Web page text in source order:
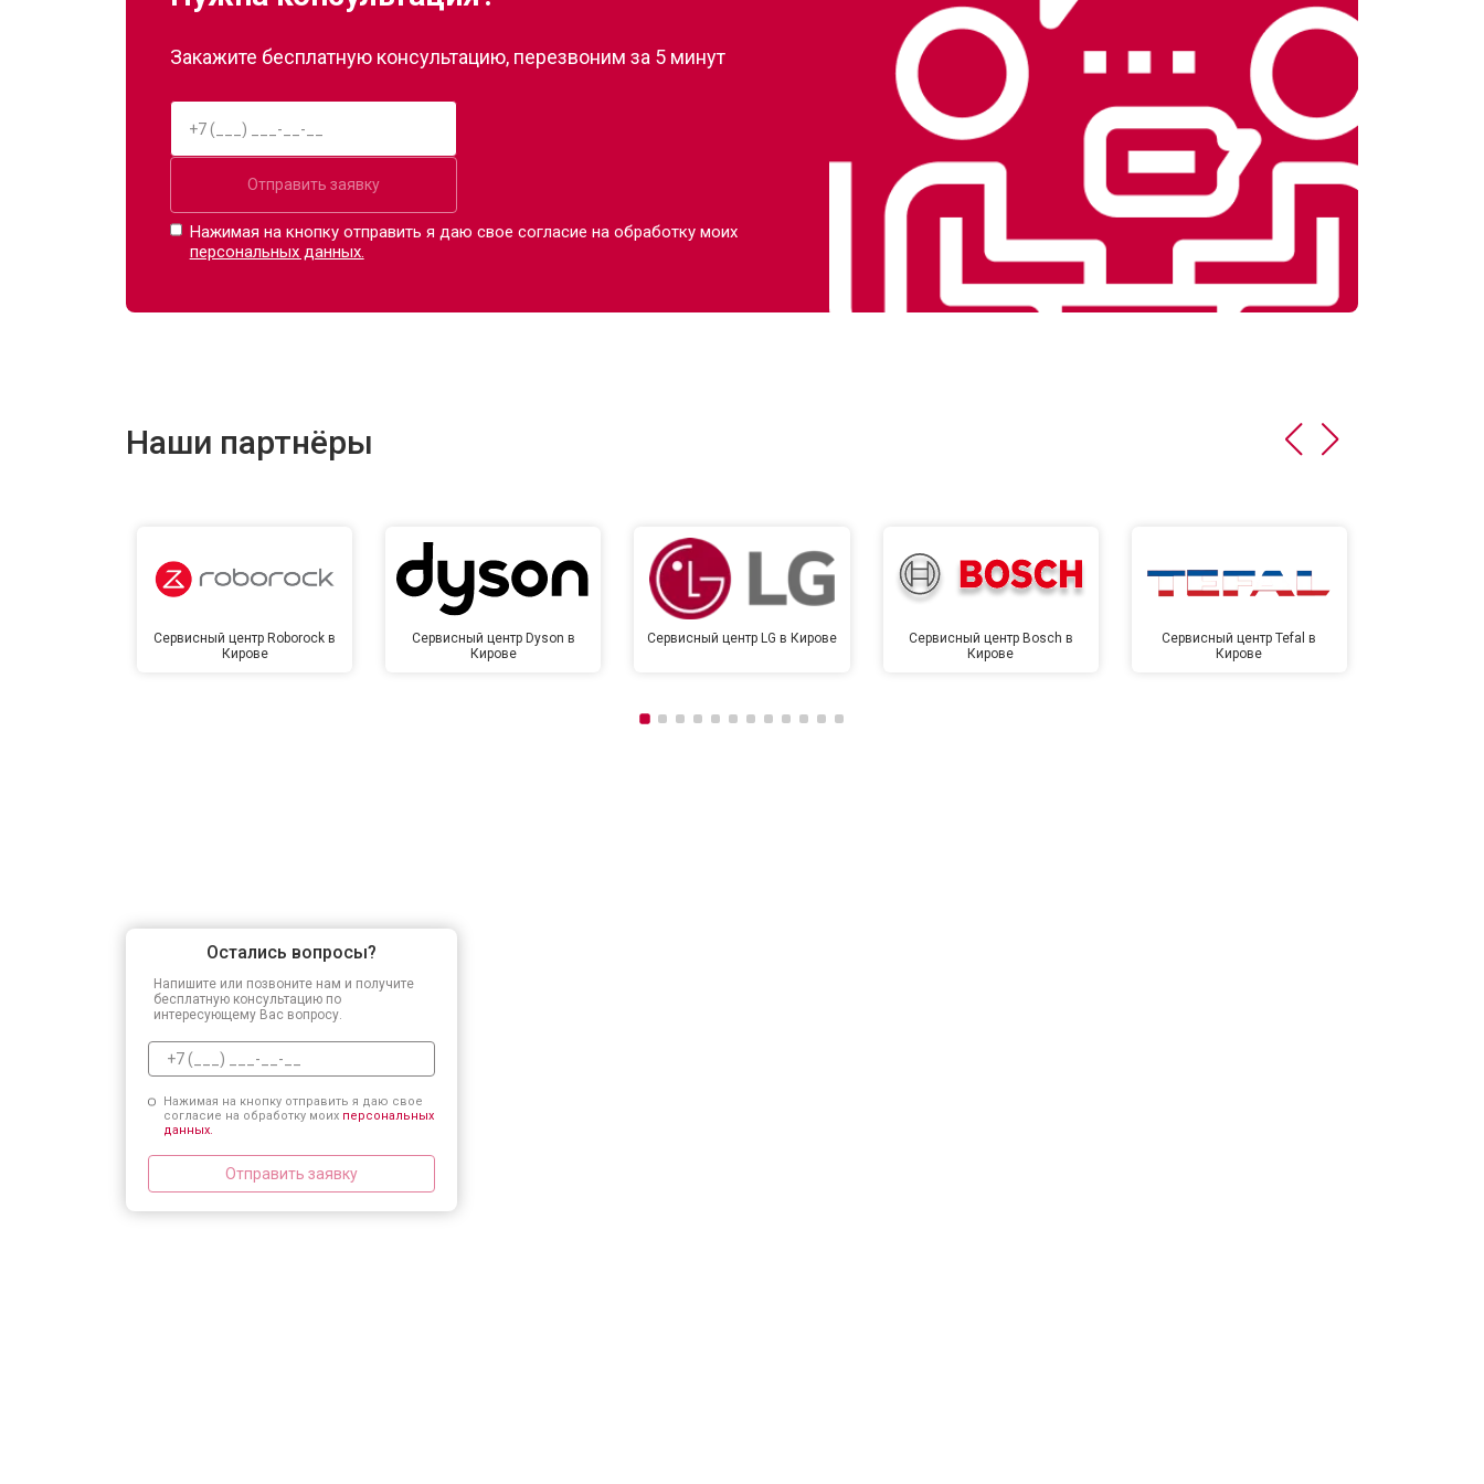
Закажите бесплатную консультацию, перезвоним за 5 минут
Отправить заявку
Нажимая на кнопку отправить я даю свое согласие на обработку моих
персональных данных.
Наши партнёры
Сервисный центр Roborock в
Кирове
Сервисный центр Dyson в
Кирове
Сервисный центр LG в Кирове
Сервисный центр Bosch в
Кирове
Сервисный центр Tefal в
Кирове
Остались вопросы?
Напишите или позвоните нам и получите
бесплатную консультацию по
интересующему Вас вопросу.
Нажимая на кнопку отправить я даю свое
согласие на обработку моих персональных
данных.
Отправить заявку